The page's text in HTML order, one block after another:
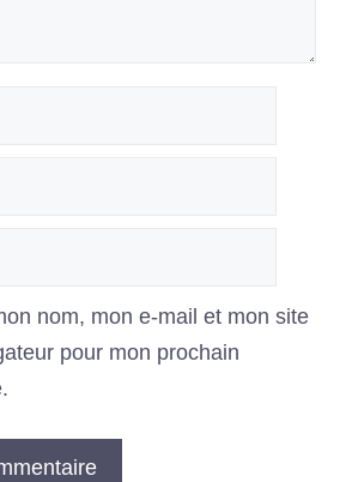
nom, mon e-mail et mon site
pour mon prochain